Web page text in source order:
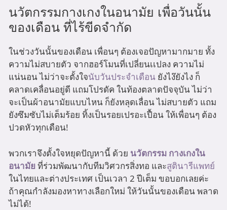
นวัตกรรมกางเกงในอนามัย เพื่อวันนั้น
ของเดือน ที่ไร้ขีดจำกัด
ในช่วงวันนั้นของเดือน เพื่อนๆ ต้องเจอปัญหามากมาย ทั้ง
ความไม่สบายตัว จากฮอร์โมนที่เปลี่ยนเเปลง ความไม่
แน่นอน ไม่ว่าจะตั้งใจนับวันประจำเดือน ยังไง๊ยังไง ก็
คลาดเคลื่อนอยู่ดี แถมโปรดัค ในท้องตลาดปัจจุบัน ไม่ว่า
จะเป็นผ้าอนามัยแบบไหน ก็ยังหลุดเลื่อน ไม่สบายตัว แถม
ยังซึมซับไม่เต็มร้อย ทิ้งเป็นรอยเปรอะเปื้อน ให้เพื่อนๆ ต้อง
ปวดหัวทุกเดือน!
พวกเราจึงตั้งใจหยุดปัญหานี้ ด้วย นวัตกรรม กางเกงใน
อนามัยที่ร่วมพัฒนากับทีมวิศวกรสิ่งทอ และสูตินารีแพทย์
ในไทยและต่างประเทศ เป็นเวลา 2 ปีเต็ม ขอบอกเลยค่ะ
ถ้าคุณกำลังมองหาทางเลือกใหม่ ให้วันนั้นของเดือน พลาด
ไม่ได้!